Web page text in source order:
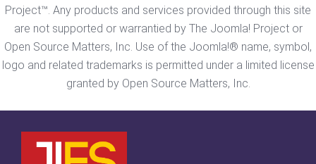
Project™. Any products and services provided through this site
are not supported or warrantied by The Joomla! Project or
Open Source Matters, Inc. Use of the Joomla!® name, symbol,
logo and related trademarks is permitted under a limited license
granted by Open Source Matters, Inc.